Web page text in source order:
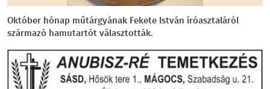
Október hónap műtárgyának Fekete István íróasztaláról
származó hamutartót választották.